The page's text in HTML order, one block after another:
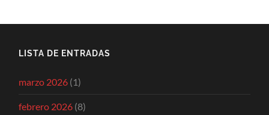
LISTA DE ENTRADAS
marzo 2026 (1)
febrero 2026 (8)